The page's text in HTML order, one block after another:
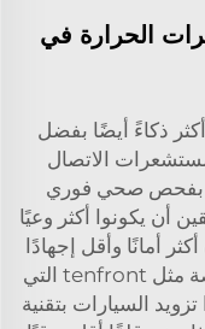
الحرارة في
ذكاءً أيضًا بفضل
الاتصال
بفحص صحي فوري
أن يكونوا أكثر وعيًا
أمانًا وأقل إجهادًا
وأكثر متعة. ومع علامات تجارية متخصصة مثل tenfront التي
السيارات بتقنية